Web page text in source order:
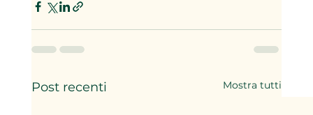
Post recenti Mostra tutti